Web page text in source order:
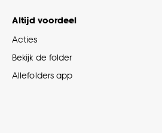
Altijd voordeel
Acties
Bekijk de folder
Allefolders app